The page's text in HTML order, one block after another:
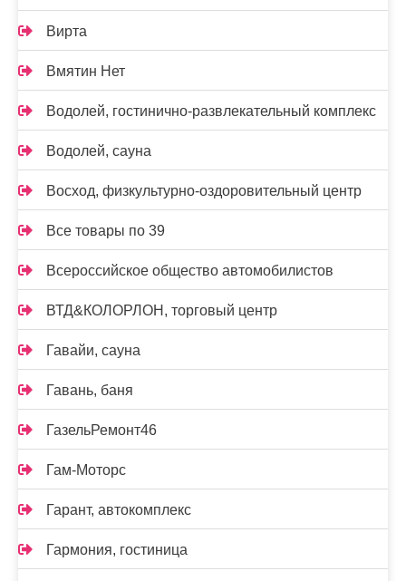
Вирта
Вмятин Нет
Водолей, гостинично-развлекательный комплекс
Водолей, сауна
Восход, физкультурно-оздоровительный центр
Все товары по 39
Всероссийское общество автомобилистов
ВТД&КОЛОРЛОН, торговый центр
Гавайи, сауна
Гавань, баня
ГазельРемонт46
Гам-Моторс
Гарант, автокомплекс
Гармония, гостиница